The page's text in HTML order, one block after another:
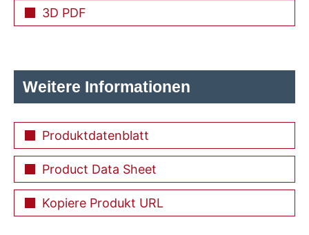
3D PDF
Weitere Informationen
Produktdatenblatt
Product Data Sheet
Kopiere Produkt URL